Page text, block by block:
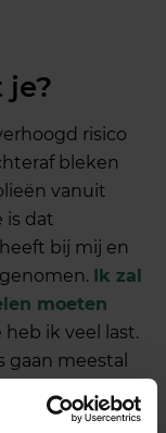
je?
risico
bleken
vanuit
is dat
bij mij en
Ik zal
moeten
heb ik veel last.
gaan meestal
uit.